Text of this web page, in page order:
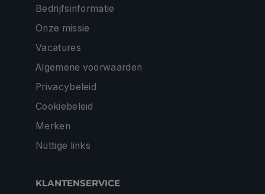
Bedrijfsinformatie
Onze missie
Vacatures
Algemene voorwaarden
Privacybeleid
Cookiebeleid
Merken
Nuttige links
KLANTENSERVICE